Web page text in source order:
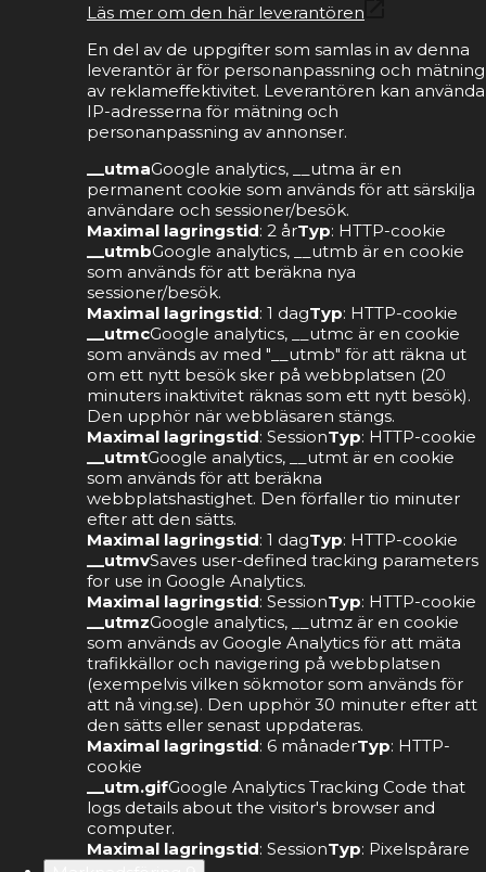
Läs mer om den här leverantören
En del av de uppgifter som samlas in av denna
leverantör är för personanpassning och mätning
av reklameffektivitet. Leverantören kan använda
IP-adresserna för mätning och
personanpassning av annonser.
__utmaGoogle analytics, __utma är en
permanent cookie som används för att särskilja
användare och sessioner/besök.
Maximal lagringstid: 2 årTyp: HTTP-cookie
__utmbGoogle analytics, __utmb är en cookie
som används för att beräkna nya
sessioner/besök.
Maximal lagringstid: 1 dagTyp: HTTP-cookie
__utmcGoogle analytics, __utmc är en cookie
som används av med "__utmb" för att räkna ut
om ett nytt besök sker på webbplatsen (20
minuters inaktivitet räknas som ett nytt besök).
Den upphör när webbläsaren stängs.
Maximal lagringstid: SessionTyp: HTTP-cookie
__utmtGoogle analytics, __utmt är en cookie
som används för att beräkna
webbplatshastighet. Den förfaller tio minuter
efter att den sätts.
Maximal lagringstid: 1 dagTyp: HTTP-cookie
__utmvSaves user-defined tracking parameters
for use in Google Analytics.
Maximal lagringstid: SessionTyp: HTTP-cookie
__utmzGoogle analytics, __utmz är en cookie
som används av Google Analytics för att mäta
trafikkällor och navigering på webbplatsen
(exempelvis vilken sökmotor som används för
att nå ving.se). Den upphör 30 minuter efter att
den sätts eller senast uppdateras.
Maximal lagringstid: 6 månaderTyp: HTTP-
cookie
__utm.gifGoogle Analytics Tracking Code that
logs details about the visitor's browser and
computer.
Maximal lagringstid: SessionTyp: Pixelspårare